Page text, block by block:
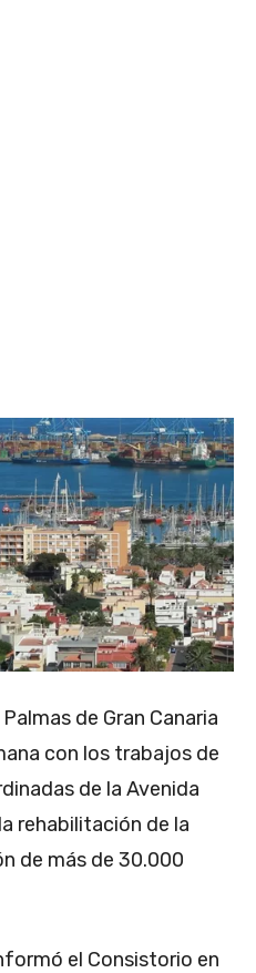
de Gran Canaria
con los trabajos de
de la Avenida
rehabilitación de la
de más de 30.000
el Consistorio en